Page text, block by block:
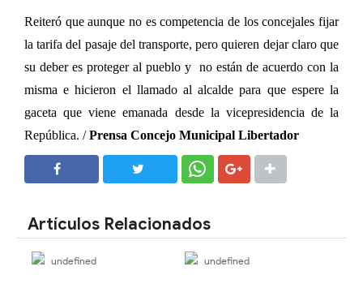
Reiteró que aunque no es competencia de los concejales fijar
la tarifa del pasaje del transporte, pero quieren dejar claro que
su deber es proteger al pueblo y no están de acuerdo con la
misma e hicieron el llamado al alcalde para que espere la
gaceta que viene emanada desde la vicepresidencia de la
República. /Prensa Concejo Municipal Libertador
Artículos Relacionados
undefined undefined